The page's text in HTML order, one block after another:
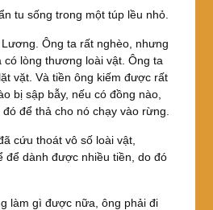
tu sống trong một túp lều nhỏ.
Ông ta rất nghèo, nhưng
lòng thương loài vật. Ông ta
vặt. Và tiền ông kiếm được rất
bị sập bẫy, nếu có đồng nào,
để thả cho nó chạy vào rừng.
cứu thoát vô số loài vật,
để dành được nhiều tiền, do đó
làm gì được nữa, ông phải đi